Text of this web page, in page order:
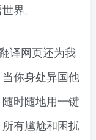
界。
译网页还为我
你身处异国他
时随地用一键
有尴尬和困扰